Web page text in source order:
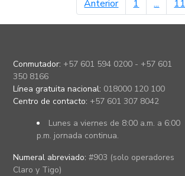
Anteriorpágina anterior
1 ... 11
Conmutador: +57 601 594 0200 - +57 601
350 8166
Línea gratuita nacional: 018000 120 100
Centro de contacto: +57 601 307 8042
Lunes a viernes de 8:00 a.m. a 6:00
p.m. jornada continua.
Numeral abreviado: #903 (solo operadores
Claro y Tigo)